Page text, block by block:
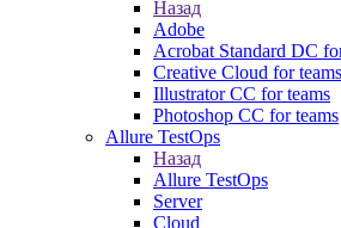
Назад
Adobe
Acrobat Standard DC
Creative Cloud for
Illustrator CC for teams
Photoshop CC for teams
Allure TestOps
Назад
Allure TestOps
Server
Cloud